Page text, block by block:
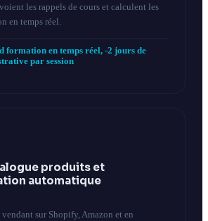
les rappels de cours et calculent les
en temps réel.
formation en temps réel, -2 jours de
par session
produits et
automatique
sur Shopify, Amazon et en